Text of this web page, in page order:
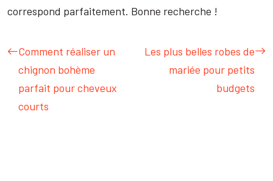
correspond parfaitement. Bonne recherche !
Comment réaliser un
chignon bohème
parfait pour cheveux
courts
Les plus belles robes de
mariée pour petits
budgets